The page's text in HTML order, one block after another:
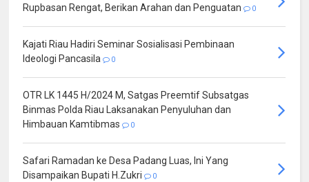
Rupbasan Rengat, Berikan Arahan dan Penguatan
0
Kajati Riau Hadiri Seminar Sosialisasi Pembinaan
Ideologi Pancasila
0
OTR LK 1445 H/2024 M, Satgas Preemtif Subsatgas
Binmas Polda Riau Laksanakan Penyuluhan dan
Himbauan Kamtibmas
0
Safari Ramadan ke Desa Padang Luas, Ini Yang
Disampaikan Bupati H.Zukri
0